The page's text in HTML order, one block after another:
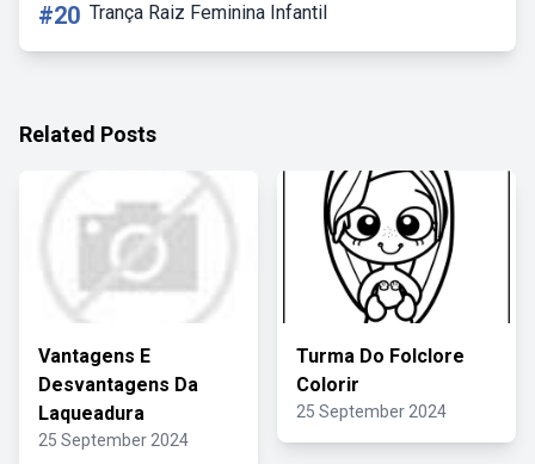
#20 Trança Raiz Feminina Infantil
Related Posts
Vantagens E
Desvantagens Da
Laqueadura
25 September 2024
Turma Do Folclore
Colorir
25 September 2024